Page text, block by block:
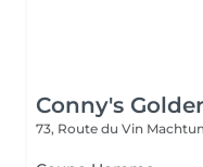
Conny's
73, Route du Vin